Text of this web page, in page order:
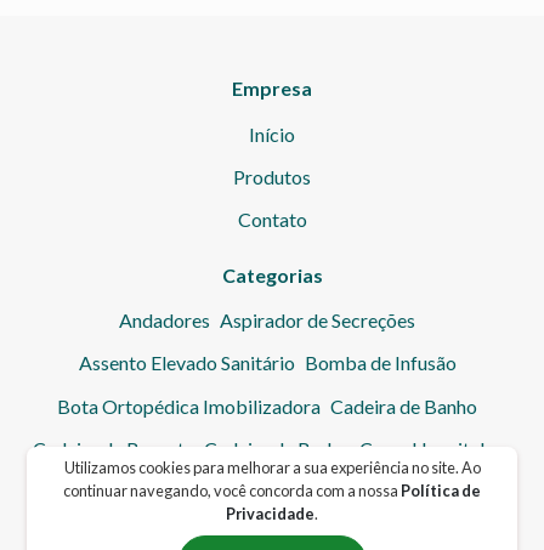
Empresa
Início
Produtos
Contato
Categorias
Andadores Aspirador de Secreções
Assento Elevado Sanitário Bomba de Infusão
Bota Ortopédica Imobilizadora Cadeira de Banho
Cadeira de Resgate
Cadeira de Rodas
Cama Hospitalar
Cinto de Segurança Colchão Hospitalar Coletor de Urina
Elevador de Transferência Escadinha Hospitalar
Utilizamos cookies para melhorar a sua experiência no site. Ao
continuar navegando, você concorda com a nossa Política de
Privacidade.